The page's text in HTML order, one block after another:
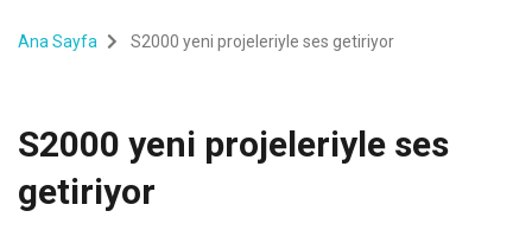
Ana Sayfa S2000 yeni projeleriyle ses getiriyor
S2000 yeni projeleriyle ses
getiriyor